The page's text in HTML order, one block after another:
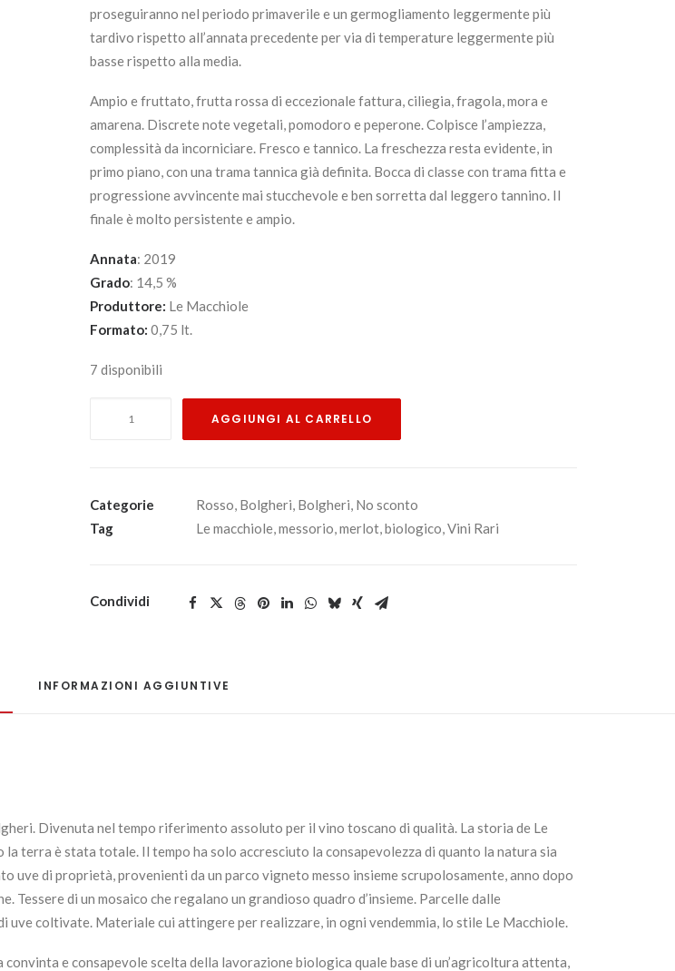
proseguiranno nel periodo primaverile e un germogliamento leggermente più
tardivo rispetto all’annata precedente per via di temperature leggermente più
basse rispetto alla media.
Ampio e fruttato, frutta rossa di eccezionale fattura, ciliegia, fragola, mora e
amarena. Discrete note vegetali, pomodoro e peperone. Colpisce l’ampiezza,
complessità da incorniciare. Fresco e tannico. La freschezza resta evidente, in
primo piano, con una trama tannica già definita. Bocca di classe con trama fitta e
progressione avvincente mai stucchevole e ben sorretta dal leggero tannino. Il
finale è molto persistente e ampio.
Annata: 2019
Grado: 14,5 %
Produttore: Le Macchiole
Formato: 0,75 lt.
7 disponibili
Igt
-
quantità
AGGIUNGI AL CARRELLO
Categorie Rosso, Bolgheri, Bolgheri, No sconto
Tag
Le macchiole,messorio,merlot,biologico,Vini Rari
Condividi
INFORMAZIONI AGGIUNTIVE
Divenuta nel tempo riferimento assoluto per il vino toscano di qualità. La storia de Le
terra è stata totale. Il tempo ha solo accresciuto la consapevolezza di quanto la natura sia
uve di proprietà, provenienti da un parco vigneto messo insieme scrupolosamente, anno dopo
di un mosaico che regalano un grandioso quadro d’insieme. Parcelle dalle
coltivate. Materiale cui attingere per realizzare, in ogni vendemmia, lo stile Le Macchiole.
e consapevole scelta della lavorazione biologica quale base di un’agricoltura attenta,